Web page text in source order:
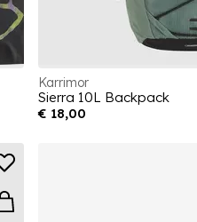
Karrimor
Sierra 10L Backpack
€ 18,00